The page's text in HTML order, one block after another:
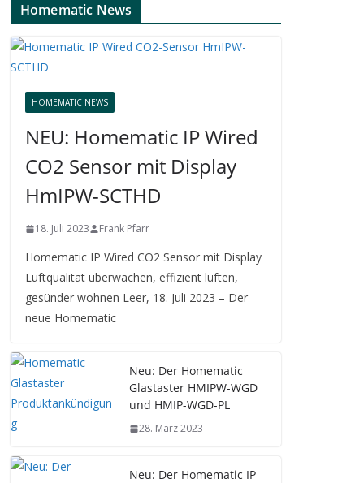
Homematic News
HOMEMATIC NEWS
NEU: Homematic IP Wired
CO2 Sensor mit Display
HmIPW-SCTHD
18. Juli 2023 Frank Pfarr
Homematic IP Wired CO2 Sensor mit Display
Luftqualität überwachen, effizient lüften,
gesünder wohnen Leer, 18. Juli 2023 – Der
neue Homematic
Neu: Der Homematic
Glastaster HMIPW-WGD
und HMIP-WGD-PL
28. März 2023
Neu: Der Homematic IP